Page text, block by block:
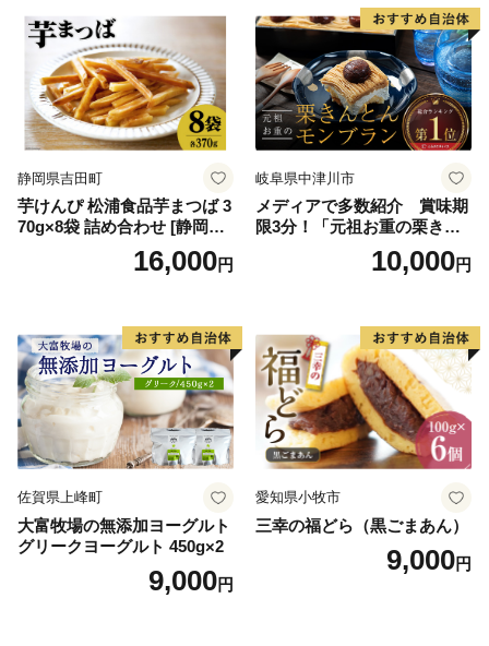
誕生日 カップ 詰め合わせ バ
ラエティ | バニラ チョコレー
ト ストロベリー ピスタチオ
バニラ＆クッキー ウベ 沖縄
紅イモ 塩ちんすこう 沖縄シ
ークヮーサー 沖縄黒糖 琉球
ロイヤルミルクティ 沖縄パ
イン
道産アイス 道産アイスクリ
ーム ギフト 詰合せ 詰め合わ
せ ふるさと納税 ）
静岡県吉田町
芋けんぴ 松浦食品芋まつば 3
70g×8袋 詰め合わせ [静岡伊
勢丹(松浦食品) 静岡県 吉田町
22424274] 芋ケンピ セット
16,000円
岐阜県中津川市
メディアで多数紹介 賞味期
限3分！「元祖お重の栗きん
とんモンブラン」 【未来の
ご褒美】スイーツ 栗 モンブ
子 菓子 F4N-2298
10,000円
佐賀県上峰町
大富牧場の無添加ヨーグルト
グリークヨーグルト 450g×2
9,000円
愛知県小牧市
三幸の福どら（黒ごまあん）
9,000円